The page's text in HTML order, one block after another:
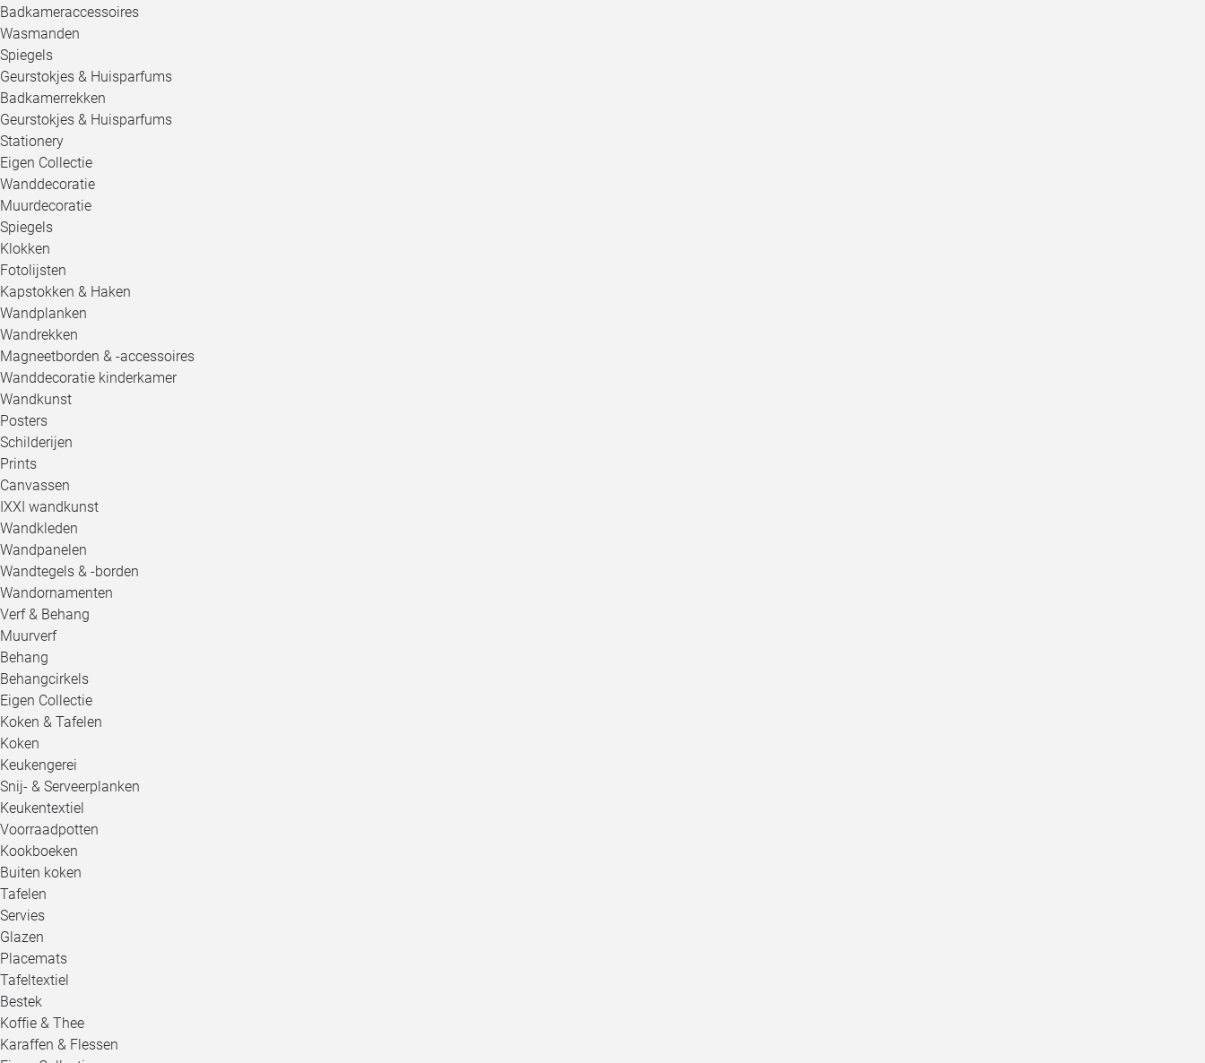
Badkameraccessoires
Wasmanden
Spiegels
Geurstokjes & Huisparfums
Badkamerrekken
Geurstokjes & Huisparfums
Stationery
Eigen Collectie
Wanddecoratie
Muurdecoratie
Spiegels
Klokken
Fotolijsten
Kapstokken & Haken
Wandplanken
Wandrekken
Magneetborden & -accessoires
Wanddecoratie kinderkamer
Wandkunst
Posters
Schilderijen
Prints
Canvassen
IXXI wandkunst
Wandkleden
Wandpanelen
Wandtegels & -borden
Wandornamenten
Verf & Behang
Muurverf
Behang
Behangcirkels
Eigen Collectie
Koken & Tafelen
Koken
Keukengerei
Snij- & Serveerplanken
Keukentextiel
Voorraadpotten
Kookboeken
Buiten koken
Tafelen
Servies
Glazen
Placemats
Tafeltextiel
Bestek
Koffie & Thee
Karaffen & Flessen